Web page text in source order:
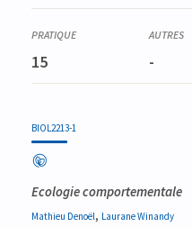
15 -
BIOL2213-1
Ecologie comportementale
Mathieu Denoël, LauraneWinandy